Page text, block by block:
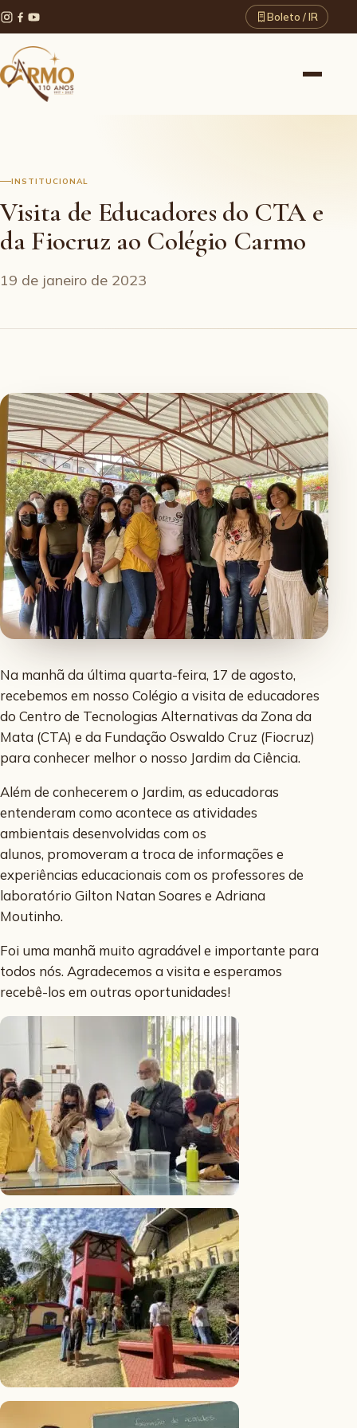
Boleto / IR
INSTITUCIONAL
Visita de Educadores do CTA e
da Fiocruz ao Colégio Carmo
19 de janeiro de 2023
Na manhã da última quarta-feira, 17 de agosto,
recebemos em nosso Colégio a visita de educadores
do Centro de Tecnologias Alternativas da Zona da
Mata (CTA) e da Fundação Oswaldo Cruz (Fiocruz)
para conhecer melhor o nosso Jardim da Ciência.
Além de conhecerem o Jardim, as educadoras
entenderam como acontece as atividades
ambientais desenvolvidas com os
alunos, promoveram a troca de informações e
experiências educacionais com os professores de
laboratório Gilton Natan Soares e Adriana
Moutinho.
Foi uma manhã muito agradável e importante para
todos nós. Agradecemos a visita e esperamos
recebê-los em outras oportunidades!